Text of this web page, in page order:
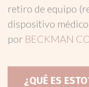
retiro de equipo
dispositivo
por BECKMAN
¿QUÉ ES